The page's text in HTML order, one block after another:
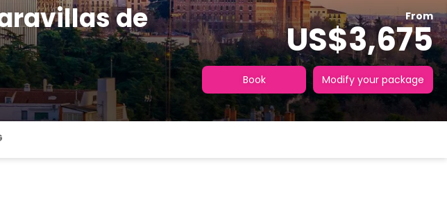
de From
US$3,675
Book Modify your package